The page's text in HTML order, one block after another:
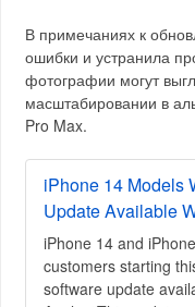
В примечаниях к
ошибки и устранила
фотографии могут
масштабировании в
Pro Max.
iPhone 14 Models
Update Available
iPhone 14 and
customers starting
software update